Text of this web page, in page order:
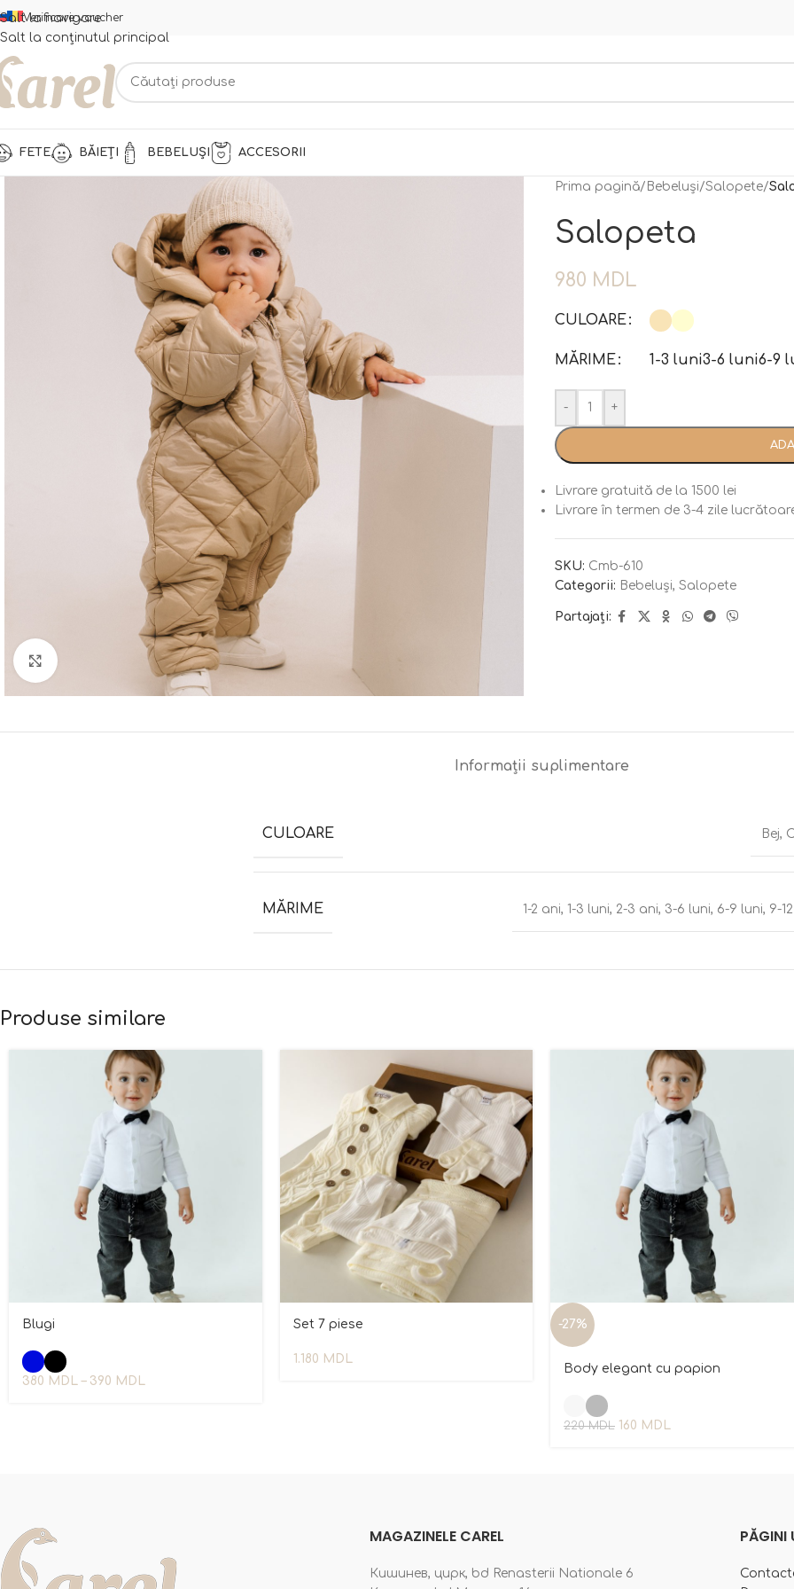
Salt la navigare
Salt la conținutul principal
Verificare voucher
FETE BĂIEȚI BEBELUȘI ACCESORII
Fă clic pentru a mări
Prima pagină/ Bebeluși/Salopete/
Salopeta
980 MDL
CULOARE
MĂRIME 1-3 luni3-6 luni6-9
- +
Livrare gratuită de la 1500 lei
Livrare în termen de 3-4 zile
SKU: Cmb-610
Categorii: Bebeluși, Salopete
Partajați:
Informații suplimentare
CULOARE Bej,
MĂRIME 1-2 ani, 1-3 luni, 2-3 ani, 3-6 luni, 6-9 luni, 9-
Produse similare
Blugi
380 MDL – 390 MDL
Set 7 piese
1.180 MDL
-27%
Body elegant cu papion
220MDL 160 MDL
MAGAZINELE CAREL
Кишинев, цирк, bd Renasterii Nationale 6
PĂGINI